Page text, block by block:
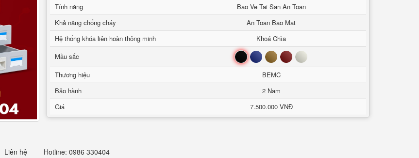
Tính năng
Bao Ve Tai San An Toan
Khả năng chống cháy
An Toan Bao Mat
Hệ thống khóa liên hoàn thông minh
Khoá Chìa
Mầu sắc
Đen Xanh Nâu Đỏ Trắng
Thương hiệu
BEMC
Bảo hành
2 Nam
Giá
7.500.000 VNĐ
Liên hệ Hotline: 0986 330404